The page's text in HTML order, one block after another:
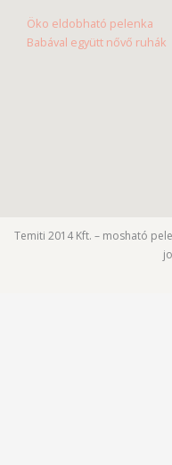
Öko eldobható pelenka
Babával együtt nővő ruhák
Temiti 2014 Kft. – mosható